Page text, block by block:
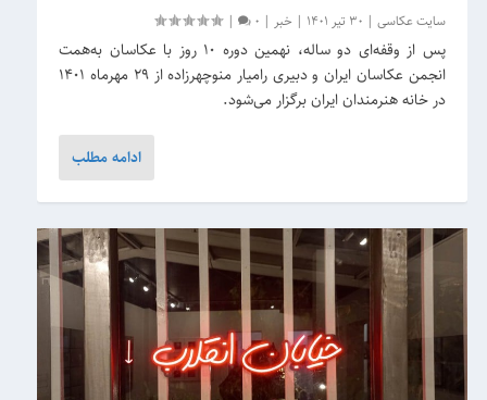
سایت عکاسی | 30 تیر 1401 | خبر |
0
|
پس از وقفه‌ای دو ساله، نهمین دوره ۱۰ روز با عکاسان به‌همت
انجمن عکاسان ایران و دبیری رامیار منوچهرزاده از ۲۹ مهرماه 1401
در خانه هنرمندان ایران برگزار می‌شود.
ادامه مطلب